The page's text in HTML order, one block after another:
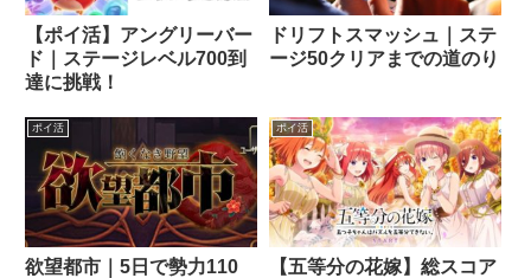
【ポイ活】アングリーバー
ド｜ステージレベル700到
達に挑戦！
ドリフトスマッシュ｜ステ
ージ50クリアまでの道のり
ポイ活
欲望都市｜5日で勢力110
ポイ活
【五等分の花嫁】総スコア